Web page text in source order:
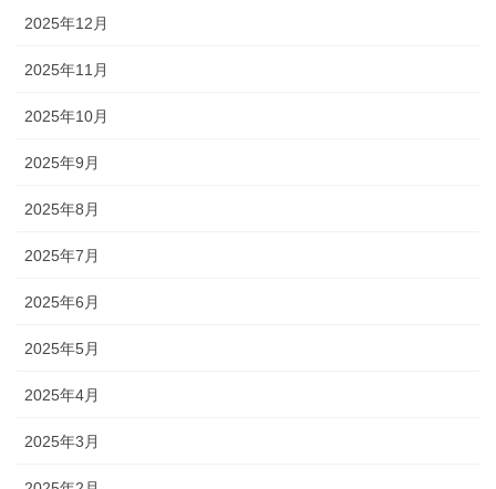
2025年12月
2025年11月
2025年10月
2025年9月
2025年8月
2025年7月
2025年6月
2025年5月
2025年4月
2025年3月